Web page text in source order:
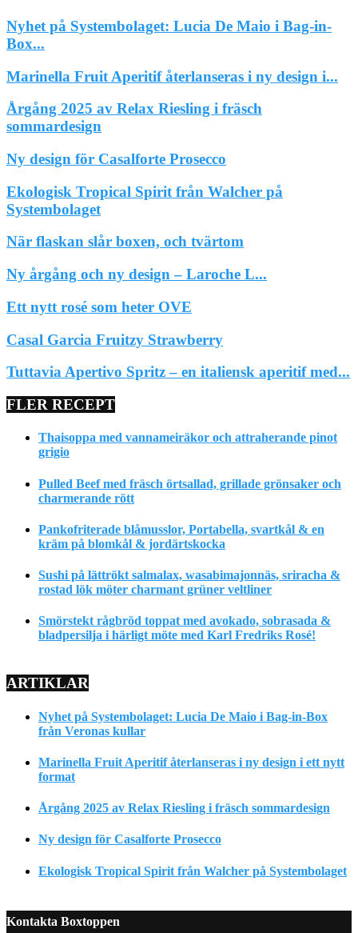
Nyhet på Systembolaget: Lucia De Maio i Bag-in-
Box...
Marinella Fruit Aperitif återlanseras i ny design i...
Årgång 2025 av Relax Riesling i fräsch
sommardesign
Ny design för Casalforte Prosecco
Ekologisk Tropical Spirit från Walcher på
Systembolaget
När flaskan slår boxen, och tvärtom
Ny årgång och ny design – Laroche L...
Ett nytt rosé som heter OVE
Casal Garcia Fruitzy Strawberry
Tuttavia Apertivo Spritz – en italiensk aperitif med...
FLER RECEPT
Thaisoppa med vannameiräkor och attraherande pinot
grigio
Pulled Beef med fräsch örtsallad, grillade grönsaker och
charmerande rött
Pankofriterade blåmusslor, Portabella, svartkål & en
kräm på blomkål & jordärtskocka
Sushi på lättrökt salmalax, wasabimajonnäs, sriracha &
rostad lök möter charmant grüner veltliner
Smörstekt rågbröd toppat med avokado, sobrasada &
bladpersilja i härligt möte med Karl Fredriks Rosé!
ARTIKLAR
Nyhet på Systembolaget: Lucia De Maio i Bag-in-Box
från Veronas kullar
Marinella Fruit Aperitif återlanseras i ny design i ett nytt
format
Årgång 2025 av Relax Riesling i fräsch sommardesign
Ny design för Casalforte Prosecco
Ekologisk Tropical Spirit från Walcher på Systembolaget
Kontakta Boxtoppen